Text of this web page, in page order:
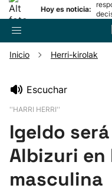
Hoy es noticia:
Pelota
Remo
Inicio Herri-kirolak
Escuchar
''HARRI HERRI''
Igeldo
Albizuri en
masculina